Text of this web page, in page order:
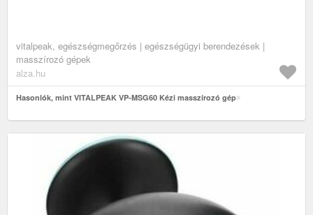
vitalpeak, egészségmegőrzés | egészségügyi berendezések |
masszírozó gépek
alza.hu
Hasonlók, mint VITALPEAK VP-MSG60 Kézi masszírozó gép